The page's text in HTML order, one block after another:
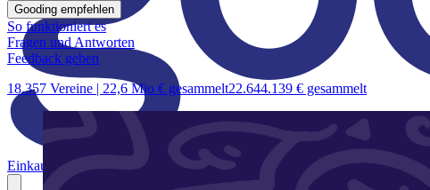
Einkaufen & Gutes tun Geld spendenTierfutter spenden VereineEuer Beitrag
Gooding empfehlen
So funktioniert es
Fragen und Antworten
Feedback geben
18.357 Vereine | 22,6 Mio € gesammelt22.644.139 € gesammelt